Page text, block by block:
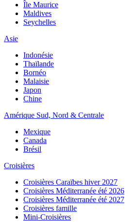
Île Maurice
Maldives
Seychelles
Asie
Indonésie
Thaïlande
Bornéo
Malaisie
Japon
Chine
Amérique Sud, Nord & Centrale
Mexique
Canada
Brésil
Croisières
Croisières Caraïbes hiver 2027
Croisières Méditerranée été 2026
Croisières Méditerranée été 2027
Croisières famille
Mini-Croisières